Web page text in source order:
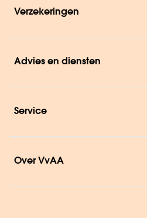
Verzekeringen
Advies en diensten
Service
Over VvAA